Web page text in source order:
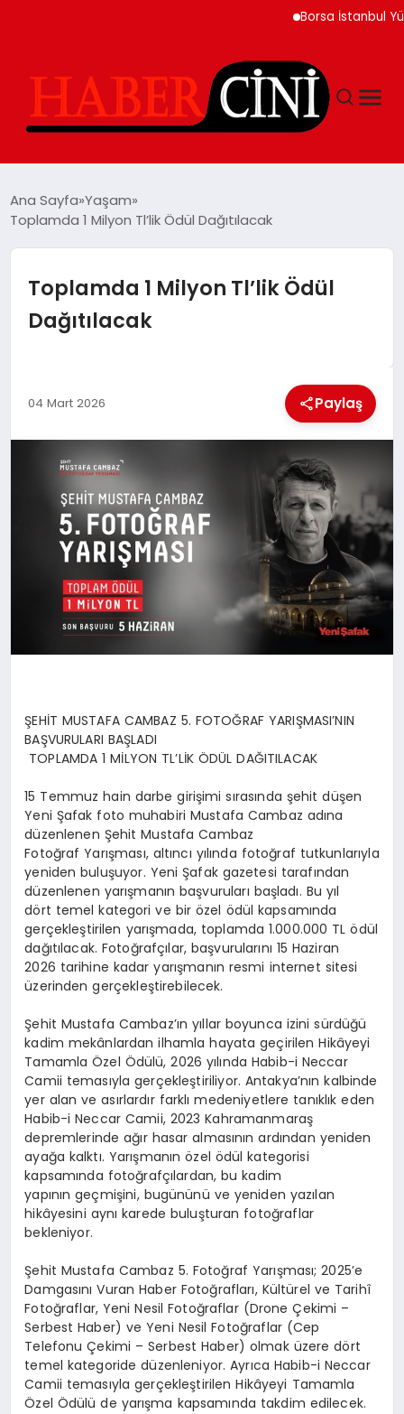
Borsa İstanbul
GÜNCEL
MAGAZIN
EKONOMI
YEREL HABERLER
GÜNDEM
Ana Sayfa Yaşam
Toplamda 1 Milyon Tl’lik Ödül Dağıtılacak
Toplamda 1 Milyon Tl’lik Ödül
Dağıtılacak
04 Mart 2026 Paylaş
ŞEHİT MUSTAFA CAMBAZ 5. FOTOĞRAF YARIŞMASI’NIN
BAŞVURULARI BAŞLADI
TOPLAMDA 1 MİLYON TL’LİK ÖDÜL DAĞITILACAK
15 Temmuz hain darbe girişimi sırasında şehit düşen
Yeni Şafak foto muhabiri Mustafa Cambaz adına
düzenlenen Şehit Mustafa Cambaz
Fotoğraf Yarışması, altıncı yılında fotoğraf tutkunlarıyla
yeniden buluşuyor. Yeni Şafak gazetesi tarafından
düzenlenen yarışmanın başvuruları başladı. Bu yıl
dört temel kategori ve bir özel ödül kapsamında
gerçekleştirilen yarışmada, toplamda 1.000.000 TL ödül
dağıtılacak. Fotoğrafçılar, başvurularını 15 Haziran
2026 tarihine kadar yarışmanın resmi internet sitesi
üzerinden gerçekleştirebilecek.
Şehit Mustafa Cambaz’ın yıllar boyunca izini sürdüğü
kadim mekânlardan ilhamla hayata geçirilen Hikâyeyi
Tamamla Özel Ödülü, 2026 yılında Habib-i Neccar
Camii temasıyla gerçekleştiriliyor. Antakya’nın kalbinde
yer alan ve asırlardır farklı medeniyetlere tanıklık eden
Habib-i Neccar Camii, 2023 Kahramanmaraş
depremlerinde ağır hasar almasının ardından yeniden
ayağa kalktı. Yarışmanın özel ödül kategorisi
kapsamında fotoğrafçılardan, bu kadim
yapının geçmişini, bugününü ve yeniden yazılan
hikâyesini aynı karede buluşturan fotoğraflar
bekleniyor.
Şehit Mustafa Cambaz 5. Fotoğraf Yarışması; 2025’e
Damgasını Vuran Haber Fotoğrafları, Kültürel ve Tarihî
Fotoğraflar, Yeni Nesil Fotoğraflar (Drone Çekimi –
Serbest Haber) ve Yeni Nesil Fotoğraflar (Cep
Telefonu Çekimi – Serbest Haber) olmak üzere dört
temel kategoride düzenleniyor. Ayrıca Habib-i Neccar
Camii temasıyla gerçekleştirilen Hikâyeyi Tamamla
Özel Ödülü de yarışma kapsamında takdim edilecek.